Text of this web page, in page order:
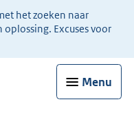
het zoeken naar
Excuses voor
Menu